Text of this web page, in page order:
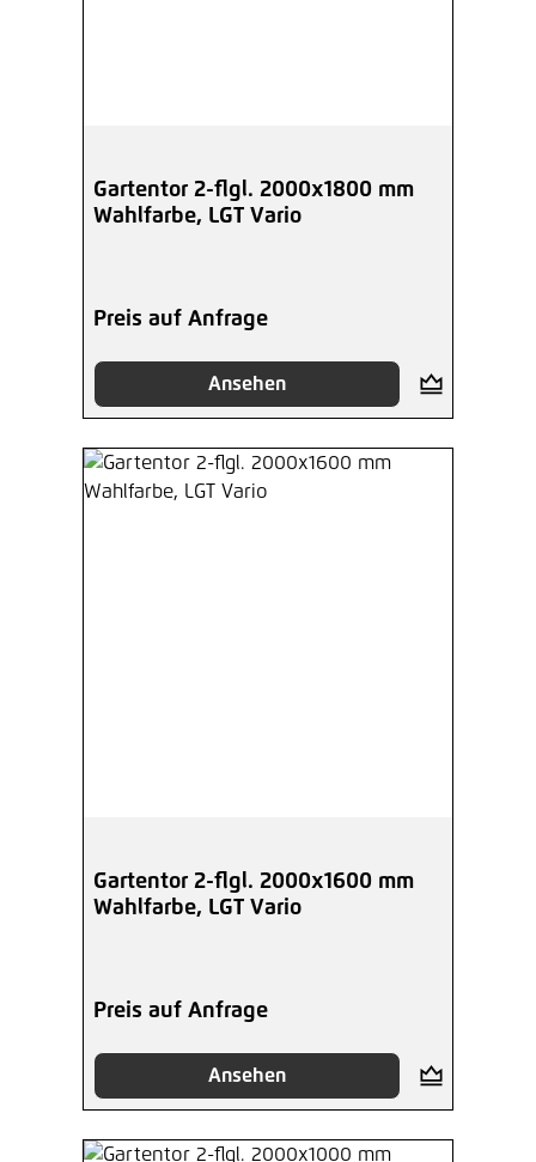
Gartentor 2-flgl. 2000x1800 mm
Wahlfarbe, LGT Vario
Preis auf Anfrage
Ansehen
Gartentor 2-flgl. 2000x1600 mm
Wahlfarbe, LGT Vario
Preis auf Anfrage
Ansehen